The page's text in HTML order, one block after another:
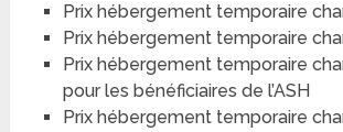
Prix hébergement temporaire
Prix hébergement temporaire
Prix hébergement temporaire
pour les bénéficiaires de l’ASH
Prix hébergement temporaire